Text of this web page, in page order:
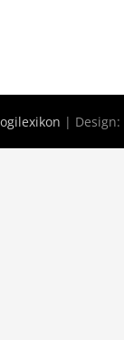
| Design: